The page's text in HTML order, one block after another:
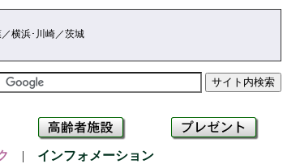
横浜･川崎／茨城
| インフォメーション